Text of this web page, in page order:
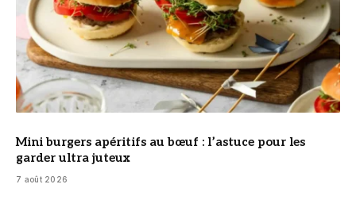
Mini burgers apéritifs au bœuf : l’astuce pour les
garder ultra juteux
7 août 2026